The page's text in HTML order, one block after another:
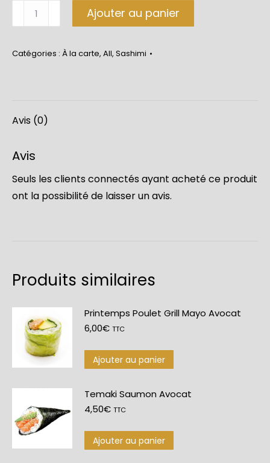
quantité
de
Spicy
Ajouter au panier
Catégories : À la carte, All, Sashimi
Avis (0)
Avis
Seuls les clients connectés ayant acheté ce produit
ont la possibilité de laisser un avis.
Produits similaires
Printemps Poulet Grill Mayo Avocat
6,00€ TTC
Ajouter au panier
Temaki Saumon Avocat
4,50€ TTC
Ajouter au panier